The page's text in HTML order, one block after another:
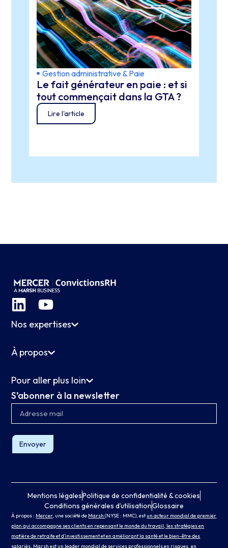
Gestion administrative & Paie
Le fait générateur en paie : et si
tout commençait dans la GTA ?
Lire l'article
Nos expertises
À propos
Pour aller plus loin
S’abonner à la newsletter
Envoyer
Mentions légalesPolitique de confidentialité & cookies
Conditions générales d’utilisationGlossaire
À propos : Mercer, une société de Marsh(NYSE : MMC), estun acteur mondial de premier
plan qui accompagne ses clients en repensant le monde du travail, les stratégies en
matière de retraite et d’investissement et en améliorant la santé et le bien-être des
salariés. Marshest un leader mondial de services professionnels en risques, en